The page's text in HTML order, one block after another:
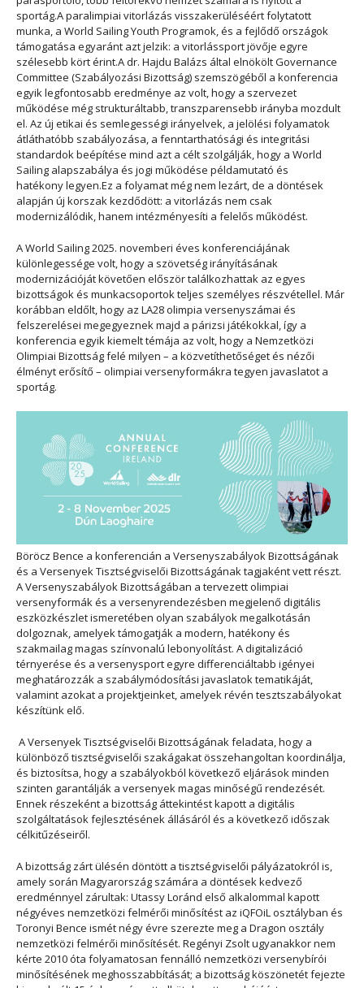
sportág.A paralimpiai vitorlázás visszakerüléséért folytatott
munka, a World Sailing Youth Programok, és a fejlődő országok
támogatása egyaránt azt jelzik: a vitorlássport jövője egyre
szélesebb kört érint.Adr. Hajdu Balázs által elnökölt Governance
Committee (Szabályozási Bizottság) szemszögéből a konferencia
egyik legfontosabb eredménye az volt, hogy a szervezet
működése még strukturáltabb, transzparensebb irányba mozdult
el. Az új etikai és semlegességi irányelvek, a jelölési folyamatok
átláthatóbb szabályozása, a fenntarthatósági és integritási
standardok beépítése mind azt a célt szolgálják, hogy a World
Sailing alapszabálya és jogi működése példamutató és
hatékony legyen.Ez a folyamat még nem lezárt, de a döntések
alapján új korszak kezdődött: a vitorlázás nem csak
modernizálódik, hanem intézményesíti a felelős működést.
A World Sailing 2025. novemberi éves konferenciájának
különlegessége volt, hogy a szövetség irányításának
modernizációját követően először találkozhattak az egyes
bizottságok és munkacsoportok teljes személyes részvétellel. Már
korábban eldőlt, hogy az LA28 olimpia versenyszámai és
felszerelései megegyeznek majd a párizsi játékokkal, így a
konferencia egyik kiemelt témája az volt, hogy a Nemzetközi
Olimpiai Bizottság felé milyen – a közvetíthetőséget és nézői
élményt erősítő – olimpiai versenyformákra tegyen javaslatot a
sportág.
Böröcz Bence a konferencián a Versenyszabályok Bizottságának
és a Versenyek Tisztségviselői Bizottságának tagjaként vett részt.
A Versenyszabályok Bizottságában a tervezett olimpiai
versenyformák és a versenyrendezésben megjelenő digitális
eszközkészlet ismeretében olyan szabályok megalkotásán
dolgoznak, amelyek támogatják a modern, hatékony és
szakmailag magas színvonalú lebonyolítást. A digitalizáció
térnyerése és a versenysport egyre differenciáltabb igényei
meghatározzák a szabálymódosítási javaslatok tematikáját,
valamint azokat a projektjeinket, amelyek révén tesztszabályokat
készítünk elő.
A Versenyek Tisztségviselői Bizottságának feladata, hogy a
különböző tisztségviselői szakágakat összehangoltan koordinálja,
és biztosítsa, hogy a szabályokból következő eljárások minden
szinten garantálják a versenyek magas minőségű rendezését.
Ennek részeként a bizottság áttekintést kapott a digitális
szolgáltatások fejlesztésének állásáról és a következő időszak
célkitűzéseiről.
A bizottság zárt ülésén döntött a tisztségviselői pályázatokról is,
amely során Magyarország számára a döntések kedvező
eredménnyel zárultak: Utassy Loránd első alkalommal kapott
négyéves nemzetközi felmérői minősítést az iQFOiL osztályban és
Toronyi Bence ismét négy évre szerezte meg a Dragon osztály
nemzetközi felmérői minősítését. Regényi Zsolt ugyanakkor nem
kérte 2010 óta folyamatosan fennálló nemzetközi versenybírói
minősítésének meghosszabbítását; a bizottság köszönetét fejezte